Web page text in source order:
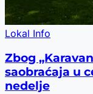
Lokal Info
Zbog
saobraćaja u
nedelje